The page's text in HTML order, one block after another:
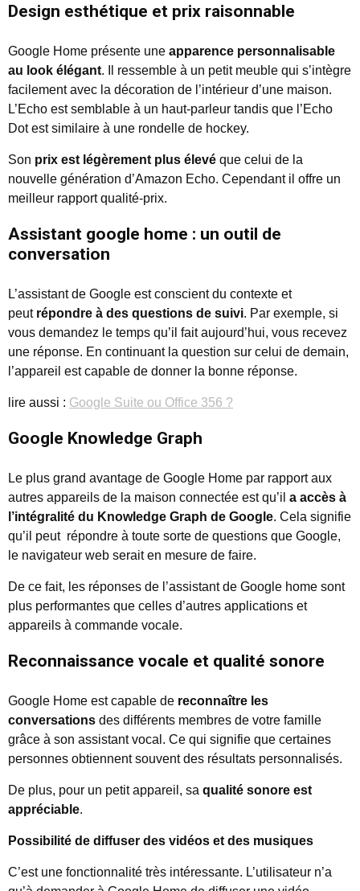
Design esthétique et prix raisonnable
Google Home présente une apparence personnalisable
au look élégant. Il ressemble à un petit meuble qui s’intègre
facilement avec la décoration de l’intérieur d’une maison.
L’Echo est semblable à un haut-parleur tandis que l’Echo
Dot est similaire à une rondelle de hockey.
Son prix est légèrement plus élevé que celui de la
nouvelle génération d’Amazon Echo. Cependant il offre un
meilleur rapport qualité-prix.
Assistant google home : un outil de
conversation
L’assistant de Google est conscient du contexte et
peut répondre à des questions de suivi. Par exemple, si
vous demandez le temps qu’il fait aujourd’hui, vous recevez
une réponse. En continuant la question sur celui de demain,
l’appareil est capable de donner la bonne réponse.
lire aussi : Google Suite ou Office 356 ?
Google Knowledge Graph
Le plus grand avantage de Google Home par rapport aux
autres appareils de la maison connectée est qu’il a accès à
l’intégralité du Knowledge Graph de Google. Cela signifie
qu’il peut répondre à toute sorte de questions que Google,
le navigateur web serait en mesure de faire.
De ce fait, les réponses de l’assistant de Google home sont
plus performantes que celles d’autres applications et
appareils à commande vocale.
Reconnaissance vocale et qualité sonore
Google Home est capable de reconnaître les
conversations des différents membres de votre famille
grâce à son assistant vocal. Ce qui signifie que certaines
personnes obtiennent souvent des résultats personnalisés.
De plus, pour un petit appareil, sa qualité sonore est
appréciable.
Possibilité de diffuser des vidéos et des musiques
C’est une fonctionnalité très intéressante. L’utilisateur n’a